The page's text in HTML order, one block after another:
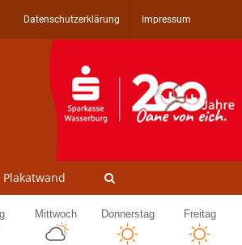
Datenschutzerklärung Impressum
Plakatwand